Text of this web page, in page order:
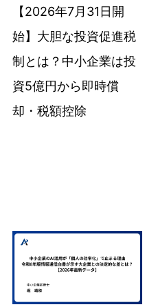
【2026年7月31日開
始】大胆な投資促進税
制とは？中小企業は投
資5億円から即時償
却・税額控除